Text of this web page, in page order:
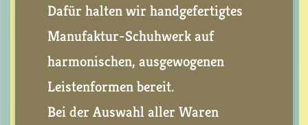
Dafür halten wir handgefertigtes
Manufaktur-Schuhwerk auf
harmonischen, ausgewogenen
Leistenformen bereit.
Bei der Auswahl aller Waren